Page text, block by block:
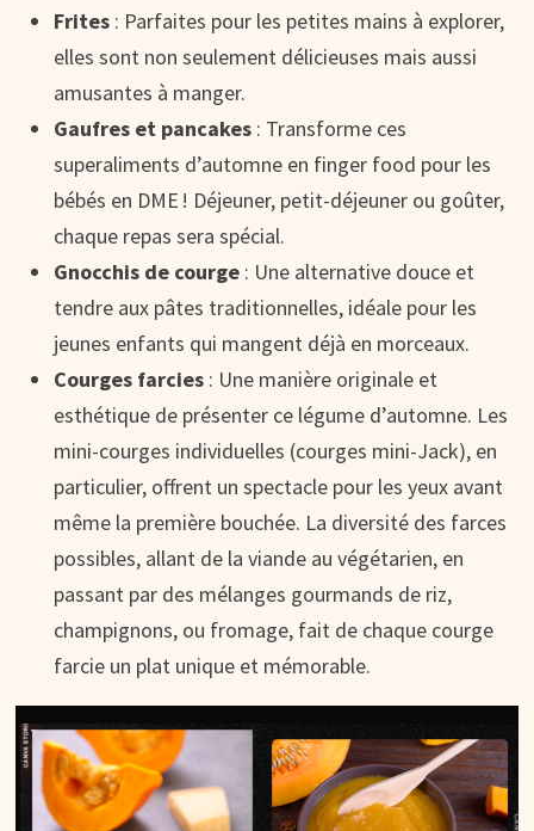
Frites : Parfaites pour les petites mains à explorer,
elles sont non seulement délicieuses mais aussi
amusantes à manger.
Gaufres et pancakes : Transforme ces
superaliments d’automne en finger food pour les
bébés en DME ! Déjeuner, petit-déjeuner ou goûter,
chaque repas sera spécial.
Gnocchis de courge: Une alternative douce et
tendre aux pâtes traditionnelles, idéale pour les
jeunes enfants qui mangent déjà en morceaux.
Courges farcies: Une manière originale et
esthétique de présenter ce légume d’automne. Les
mini-courges individuelles (courges mini-Jack), en
particulier, offrent un spectacle pour les yeux avant
même la première bouchée. La diversité des farces
possibles, allant de la viande au végétarien, en
passant par des mélanges gourmands de riz,
champignons, ou fromage, fait de chaque courge
farcie un plat unique et mémorable.